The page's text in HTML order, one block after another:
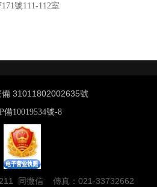
號111-112室
31011802002635號
備10019534號-8
同微信 傳真：021-33732662